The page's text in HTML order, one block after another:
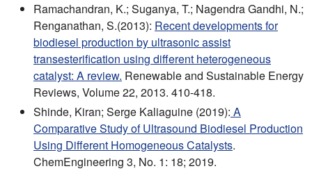
Ramachandran, K.; Suganya, T.; Nagendra Gandhi, N.;
Renganathan, S.(2013): Recent developments for
biodiesel production by ultrasonic assist
transesterification using different heterogeneous
catalyst: A review. Renewable and Sustainable Energy
Reviews, Volume 22, 2013. 410-418.
Shinde, Kiran; Serge Kaliaguine (2019): A
Comparative Study of Ultrasound Biodiesel Production
Using Different Homogeneous Catalysts.
ChemEngineering 3, No. 1: 18; 2019.